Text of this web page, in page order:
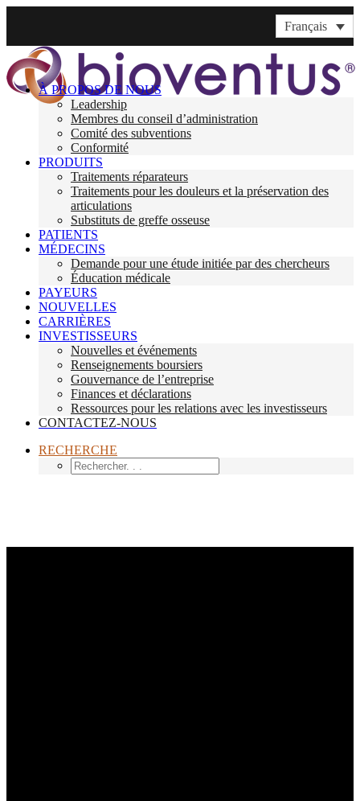
Français
À PROPOS DE NOUS
Leadership
Membres du conseil d’administration
Comité des subventions
Conformité
PRODUITS
Traitements réparateurs
Traitements pour les douleurs et la préservation des
articulations
Substituts de greffe osseuse
PATIENTS
MÉDECINS
Demande pour une étude initiée par des chercheurs
Éducation médicale
PAYEURS
NOUVELLES
CARRIÈRES
INVESTISSEURS
Nouvelles et événements
Renseignements boursiers
Gouvernance de l’entreprise
Finances et déclarations
Ressources pour les relations avec les investisseurs
CONTACTEZ-NOUS
RECHERCHE